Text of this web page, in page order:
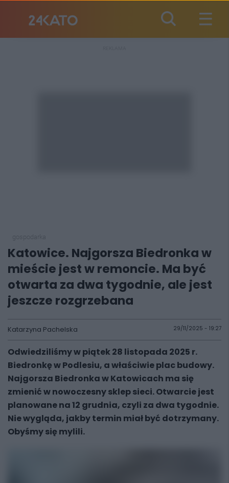
Katowice. Najgorsza Biedronka w
mieście jest w remoncie. Ma być
otwarta za dwa tygodnie, ale jest
jeszcze rozgrzebana
Katarzyna Pachelska 29/11/2025 - 19:27
Odwiedziliśmy w piątek 28 listopada 2025 r.
Biedronkę w Podlesiu, a właściwie plac budowy.
Najgorsza Biedronka w Katowicach ma się
zmienić w nowoczesny sklep sieci. Otwarcie jest
planowane na 12 grudnia, czyli za dwa tygodnie.
Nie wygląda, jakby termin miał być dotrzymany.
Obyśmy się mylili.